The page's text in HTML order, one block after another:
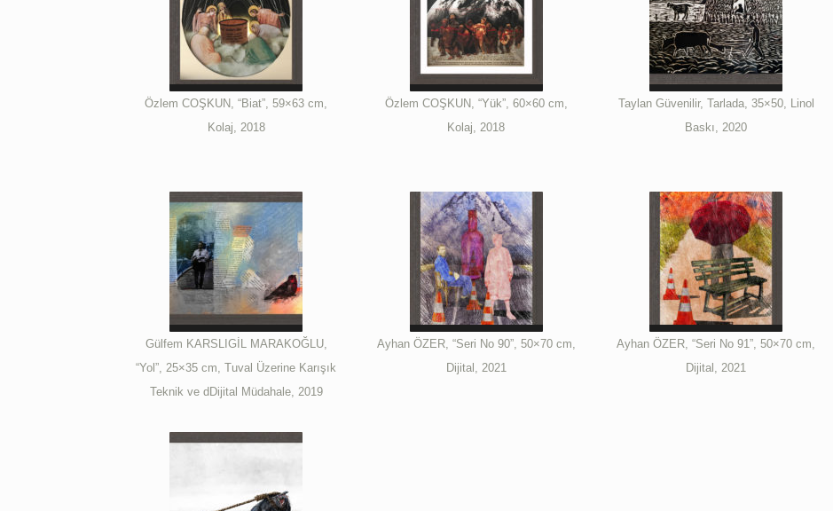
Özlem COŞKUN, “Biat”, 59×63 cm,
Kolaj, 2018
Özlem COŞKUN, “Yük”, 60×60 cm,
Kolaj, 2018
Taylan Güvenilir, Tarlada, 35×50, Linol
Baskı, 2020
Gülfem KARSLIGİL MARAKOĞLU,
“Yol”, 25×35 cm, Tuval Üzerine Karışık
Teknik ve dDijital Müdahale, 2019
Ayhan ÖZER, “Seri No 90”, 50×70 cm,
Dijital, 2021
Ayhan ÖZER, “Seri No 91”, 50×70 cm,
Dijital, 2021